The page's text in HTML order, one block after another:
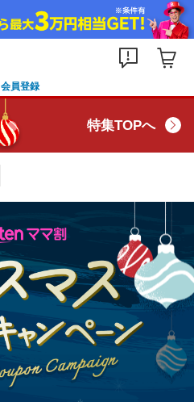
会員登録
特集TOPへ